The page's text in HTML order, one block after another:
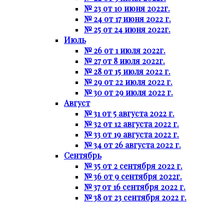
№ 23 от 10 июня 2022г.
№ 24 от 17 июня 2022 г.
№ 25 от 24 июня 2022г.
Июль
№ 26 от 1 июля 2022г.
№ 27 от 8 июля 2022г.
№ 28 от 15 июля 2022 г.
№ 29 от 22 июля 2022 г.
№ 30 от 29 июля 2022 г.
Август
№ 31 от 5 августа 2022 г.
№ 32 от 12 августа 2022 г.
№ 33 от 19 августа 2022 г.
№ 34 от 26 августа 2022 г.
Сентябрь
№ 35 от 2 сентября 2022 г.
№ 36 от 9 сентября 2022г.
№ 37 от 16 сентября 2022 г.
№ 38 от 23 сентября 2022 г.